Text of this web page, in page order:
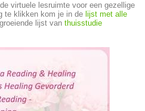
virtuele lesruimte voor een gezellige
te klikken kom je in de lijst met alle
lijst van thuisstudie